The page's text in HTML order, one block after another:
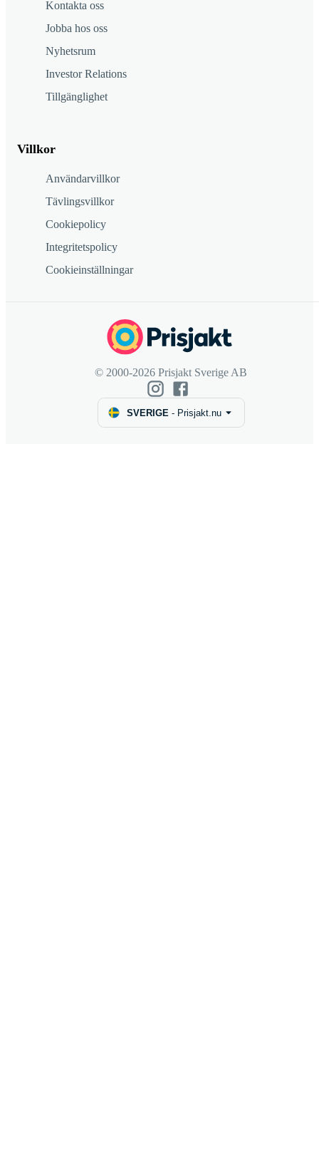
Kontakta oss
Jobba hos oss
Nyhetsrum
Investor Relations
Tillgänglighet
Villkor
Användarvillkor
Tävlingsvillkor
Cookiepolicy
Integritetspolicy
Cookieinställningar
© 2000-2026 Prisjakt Sverige AB
SVERIGE - Prisjakt.nu